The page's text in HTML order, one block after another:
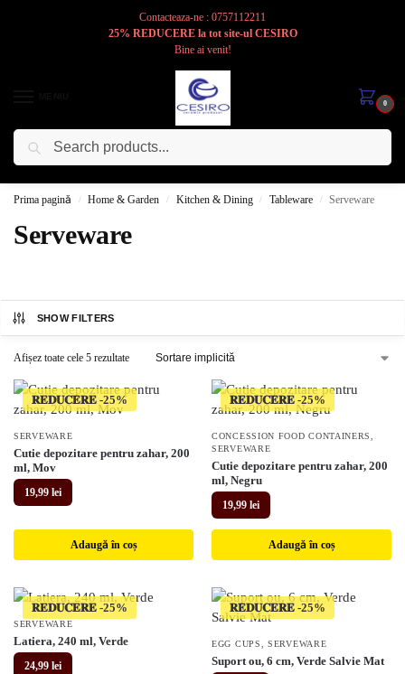
Contacteaza-ne : 0757112211
25% REDUCERE la tot site-ul CESIRO
Bine ai venit!
0
Cesiro
Prima pagină / Home & Garden / Kitchen & Dining / Tableware / Serveware
Serveware
SHOW FILTERS
Afișez toate cele 5 rezultate
𝐑𝐄𝐃𝐔𝐂𝐄𝐑𝐄
SERVEWARE
Cutie depozitare pentru zahar, 200
ml, Mov
19,99 lei
Adaugă în coș
𝐑𝐄𝐃𝐔𝐂𝐄𝐑𝐄
CONCESSION FOOD CONTAINERS
SERVEWARE
Cutie depozitare pentru zahar, 200
ml, Negru
19,99 lei
Adaugă în coș
𝐑𝐄𝐃𝐔𝐂𝐄𝐑𝐄
SERVEWARE
Latiera, 240 ml, Verde
24,99 lei
𝐑𝐄𝐃𝐔𝐂𝐄𝐑𝐄
EGG CUPS ,SERVEWARE
Suport ou, 6 cm, Verde Salvie Mat